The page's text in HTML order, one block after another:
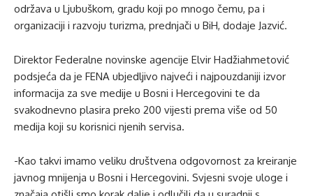
održava u Ljubuškom, gradu koji po mnogo čemu, pa i
organizaciji i razvoju turizma, prednjači u BiH, dodaje Jazvić.
Direktor Federalne novinske agencije Elvir Hadžiahmetović
podsjeća da je FENA ubjedljivo najveći i najpouzdaniji izvor
informacija za sve medije u Bosni i Hercegovini te da
svakodnevno plasira preko 200 vijesti prema više od 50
medija koji su korisnici njenih servisa.
-Kao takvi imamo veliku društvena odgovornost za kreiranje
javnog mnijenja u Bosni i Hercegovini. Svjesni svoje uloge i